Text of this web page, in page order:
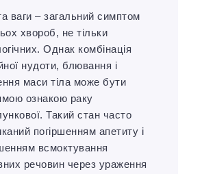
ваги – загальний симптом
хвороб, не тільки
Однак комбінація
нудоти, блювання і
маси тіла може бути
ознакою раку
Такий стан часто
погіршенням апетиту і
всмоктування
речовин через ураження